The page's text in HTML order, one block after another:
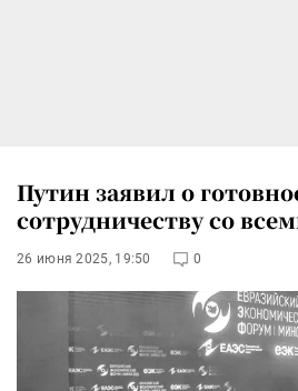
Путин заявил о
сотрудничеству со
26 июня 2025, 19:50 0